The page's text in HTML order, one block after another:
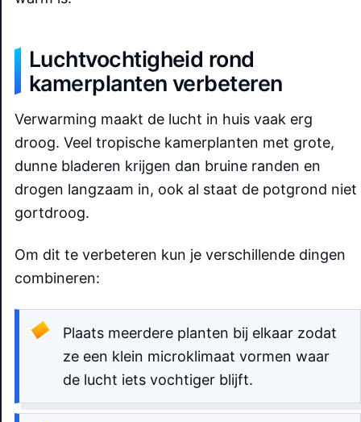
Luchtvochtigheid rond
kamerplanten verbeteren
Verwarming maakt de lucht in huis vaak erg
droog. Veel tropische kamerplanten met grote,
dunne bladeren krijgen dan bruine randen en
drogen langzaam in, ook al staat de potgrond niet
gortdroog.
Om dit te verbeteren kun je verschillende dingen
combineren:
Plaats meerdere planten bij elkaar zodat
ze een klein microklimaat vormen waar
de lucht iets vochtiger blijft.